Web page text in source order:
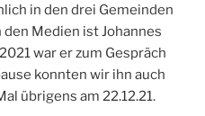
in den drei Gemeinden
Medien ist Johannes
war er zum Gespräch
konnten wir ihn auch
übrigens am 22.12.21.